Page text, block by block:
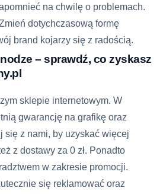
na chwilę o problemach.
dotychczasową formę
brand kojarzy się z radością.
– sprawdź, co zyskasz
sklepie internetowym. W
gwarancję na grafikę oraz
się z nami, by uzyskać więcej
z dostawy za 0 zł. Ponadto
w zakresie promocji.
się reklamować oraz